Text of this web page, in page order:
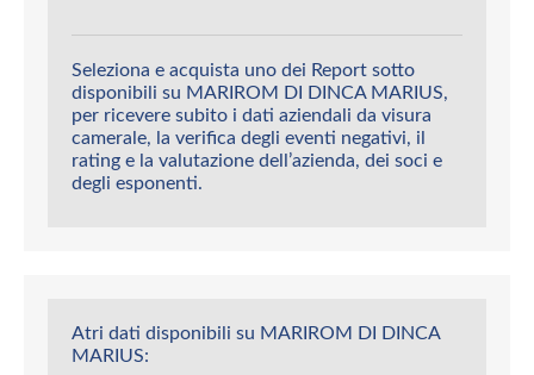
Seleziona e acquista uno dei Report sotto
disponibili su MARIROM DI DINCA MARIUS,
per ricevere subito i dati aziendali da visura
camerale, la verifica degli eventi negativi, il
rating e la valutazione dell’azienda, dei soci e
degli esponenti.
Atri dati disponibili su MARIROM DI DINCA
MARIUS: